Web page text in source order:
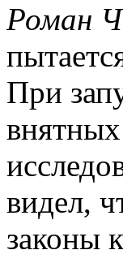
Роман
При
видел,
законы